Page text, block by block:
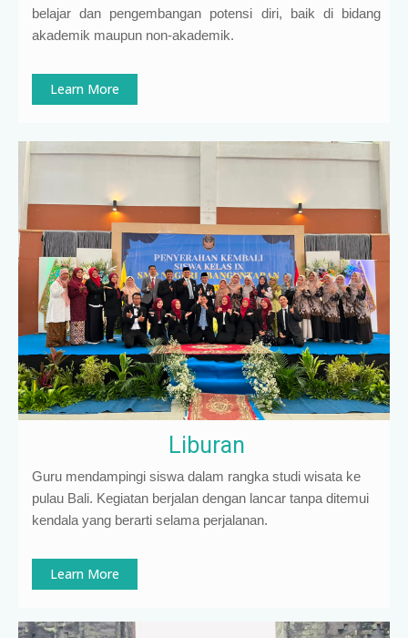
belajar dan pengembangan potensi diri, baik di bidang
akademik maupun non-akademik.
Learn More
Liburan
Guru mendampingi siswa dalam rangka studi wisata ke
pulau Bali. Kegiatan berjalan dengan lancar tanpa ditemui
kendala yang berarti selama perjalanan.
Learn More